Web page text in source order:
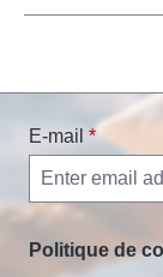
E-mail *
Politique de